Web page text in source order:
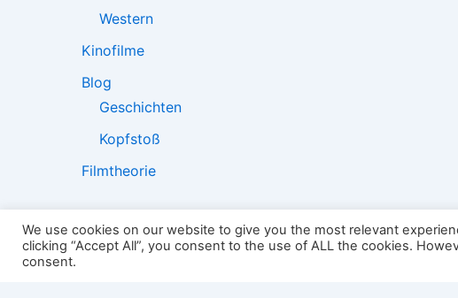
Western
Kinofilme
Blog
Geschichten
Kopfstoß
Filmtheorie
2501:
We use cookies on our website to give you the most relevant
clicking “Accept All”, you consent to the use of ALL the cookies.
consent.